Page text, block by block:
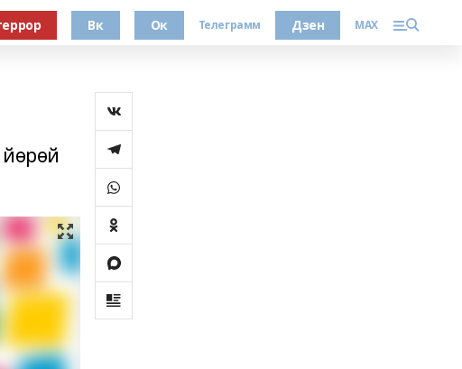
Вк Ок Телеграмм Дзен MAX